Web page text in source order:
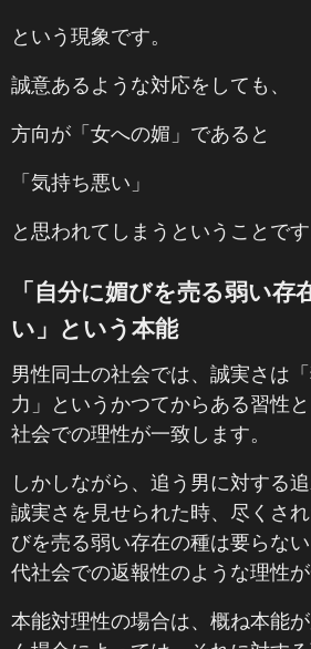
という現象です。
誠意あるような対応をしても、
方向が「女への媚」であると
「気持ち悪い」
と思われてしまうということです
「自分に媚びを売る弱い存
い」という本能
男性同士の社会では、誠実さは
力」というかつてからある習性
社会での理性が一致します。
しかしながら、追う男に対する
誠実さを見せられた時、尽くさ
びを売る弱い存在の種は要らな
代社会での返報性のような理性が
本能対理性の場合は、概ね本能